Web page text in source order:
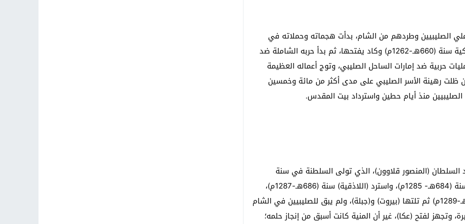
الصليبيين وطردهم من الشام، بدأت هجماته وحملاته في
وقت مبكر من توليه السلطنة؛ فهاجم إمارة أنطاكية سنة (660هـ-1262م) وكاد يفتحها، ثم بدأ حربه الشاملة ضد
1265م) ودخل في عمليات حربية ضد إمارات الساحل الصليبي، وتوج أعماله العظيمة
سنة (666هـ-1268م)، بعد أن ظلت رهينة الأسر الصليبي على مدى أكثر من مائة وخمسين
منذ أيام حطين واسترداد بيت المقدس.
(المنصور قلاوون)، الذي تولى السلطنة في سنة
(678هـ-1279م)، فاستولى على (حصن المرقب) سنة (684هـ- 1285م)، واسترد (اللاذقية) سنة (686هـ-1287م)،
وفتح (طرابلس) بعد حصار دام شهرين في (688هـ-1289م) ثم تلتها (بيروت) و(جبلة)، ولم يبق للصليبيين في الشام
لفتح (عكا)، غير أن المنية كانت أسبق من إنجاز حلمه؛